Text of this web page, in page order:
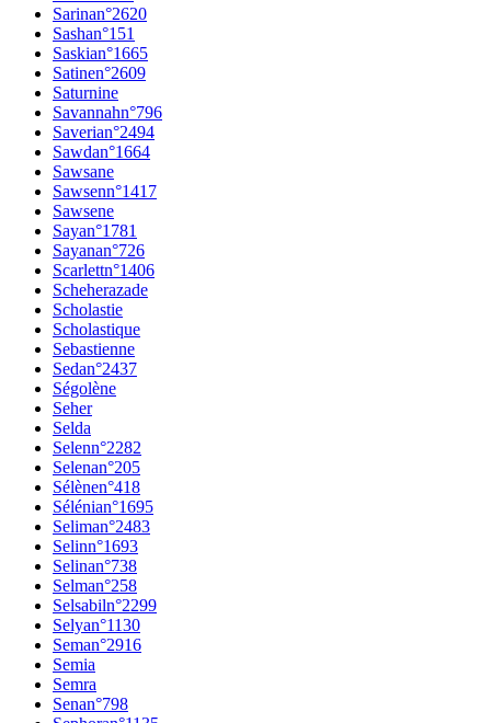
Sarinan°2620
Sashan°151
Saskian°1665
Satinen°2609
Saturnine
Savannahn°796
Saverian°2494
Sawdan°1664
Sawsane
Sawsenn°1417
Sawsene
Sayan°1781
Sayanan°726
Scarlettn°1406
Scheherazade
Scholastie
Scholastique
Sebastienne
Sedan°2437
Ségolène
Seher
Selda
Selenn°2282
Selenan°205
Sélènen°418
Sélénian°1695
Seliman°2483
Selinn°1693
Selinan°738
Selman°258
Selsabiln°2299
Selyan°1130
Seman°2916
Semia
Semra
Senan°798